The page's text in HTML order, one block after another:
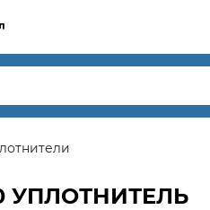
УПЛОТНИТЕЛЬ